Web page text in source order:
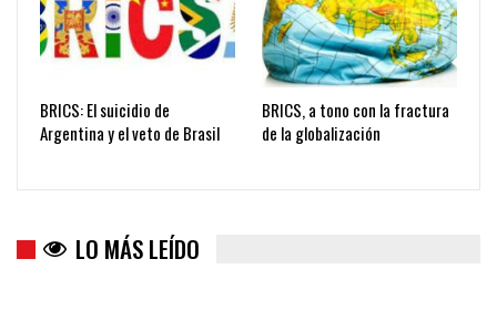
BRICS: El suicidio de
Argentina y el veto de Brasil
BRICS, a tono con la fractura
de la globalización
LO MÁS LEÍDO